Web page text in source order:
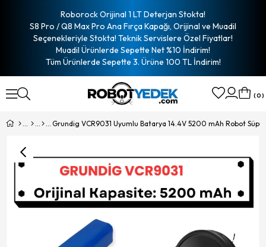
Roborock Orijinal 1 LT Deterjan Stokta!
S8 Pro / Q8 Max Pro Ana Fırça Kapağı, Orijinal ve Muadil
Seçenekleriyle Stokta! Teknik Servislere Özel Fiyatlar!
Muadil Ürünlerde Sepette Net %10 İndirim!
Tüm Ürünlerde Sepette 3. Ürüne 100 TL İndirim!
0
Grundig VCR9031 Uyumlu Batarya 14.4V 5200 mAh Robot